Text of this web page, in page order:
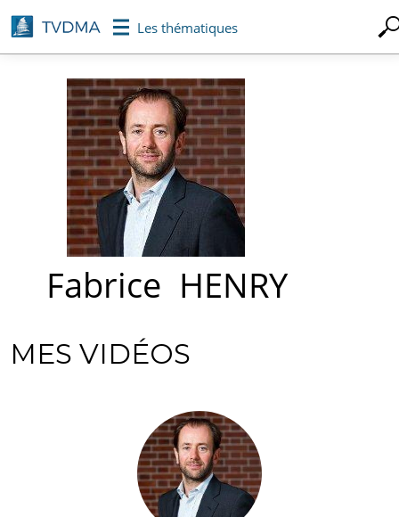
Aller
au
contenu
principal
Les thématiques
Fabrice HENRY
MES VIDÉOS